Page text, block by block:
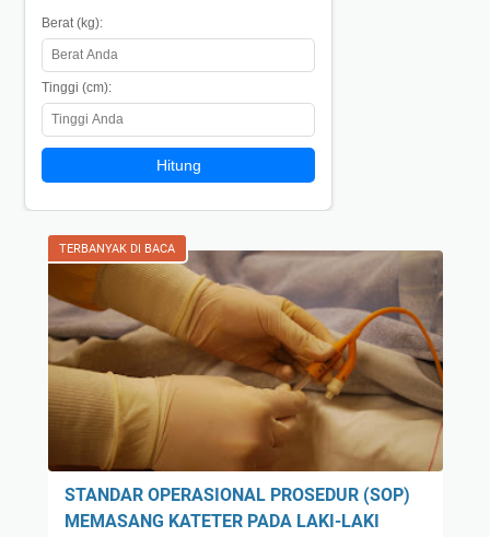
Berat (kg):
Tinggi (cm):
Hitung
TERBANYAK DI BACA
STANDAR OPERASIONAL PROSEDUR (SOP)
MEMASANG KATETER PADA LAKI-LAKI